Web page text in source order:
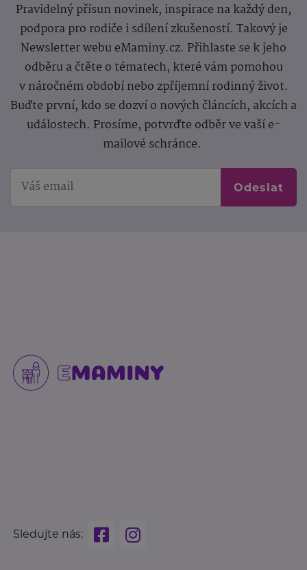
Pravidelný přísun novinek, inspirace na každý den,
podpora pro rodiče i sdílení zkušeností. Takový je
Newsletter webu eMaminy.cz. Přihlaste se k jeho
odběru a čtěte o tématech, které vám pomohou
v náročném období nebo zpříjemní rodinný život.
Buďte první, kdo se dozví o nových článcích, akcích a
událostech. Prosíme, potvrďte odběr ve vaší e-
mailové schránce.
Odeslat
Sledujte nás: